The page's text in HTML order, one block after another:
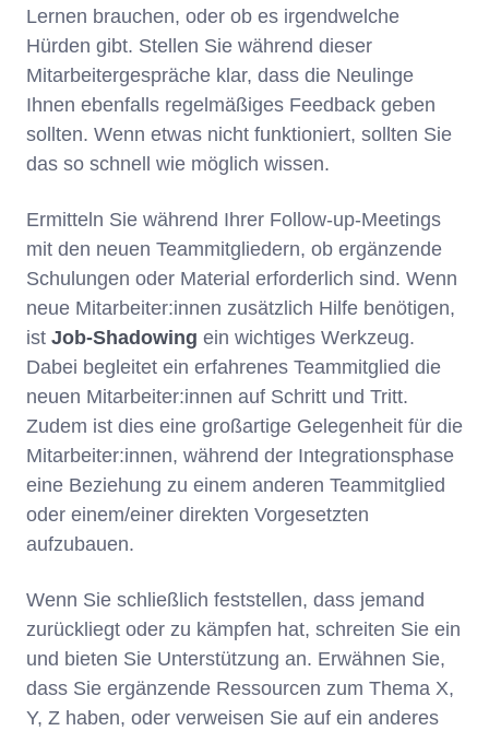
Lernen brauchen, oder ob es irgendwelche
Hürden gibt. Stellen Sie während dieser
Mitarbeitergespräche klar, dass die Neulinge
Ihnen ebenfalls regelmäßiges Feedback geben
sollten. Wenn etwas nicht funktioniert, sollten Sie
das so schnell wie möglich wissen.
Ermitteln Sie während Ihrer Follow-up-Meetings
mit den neuen Teammitgliedern, ob ergänzende
Schulungen oder Material erforderlich sind. Wenn
neue Mitarbeiter:innen zusätzlich Hilfe benötigen,
ist Job-Shadowing ein wichtiges Werkzeug.
Dabei begleitet ein erfahrenes Teammitglied die
neuen Mitarbeiter:innen auf Schritt und Tritt.
Zudem ist dies eine großartige Gelegenheit für die
Mitarbeiter:innen, während der Integrationsphase
eine Beziehung zu einem anderen Teammitglied
oder einem/einer direkten Vorgesetzten
aufzubauen.
Wenn Sie schließlich feststellen, dass jemand
zurückliegt oder zu kämpfen hat, schreiten Sie ein
und bieten Sie Unterstützung an. Erwähnen Sie,
dass Sie ergänzende Ressourcen zum Thema X,
Y, Z haben, oder verweisen Sie auf ein anderes